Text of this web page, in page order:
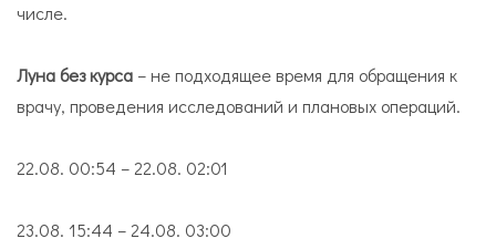
числе.
Луна без курса – не подходящее время для обращения к
врачу, проведения исследований и плановых операций.
22.08. 00:54 – 22.08. 02:01
23.08. 15:44 – 24.08. 03:00